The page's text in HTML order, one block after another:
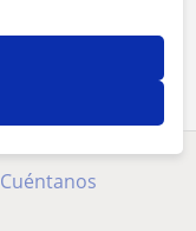
Cuéntanos